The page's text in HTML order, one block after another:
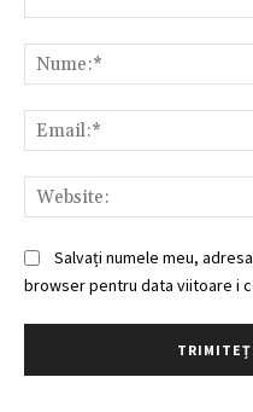
Salvați numele meu,
browser pentru data viitoare i